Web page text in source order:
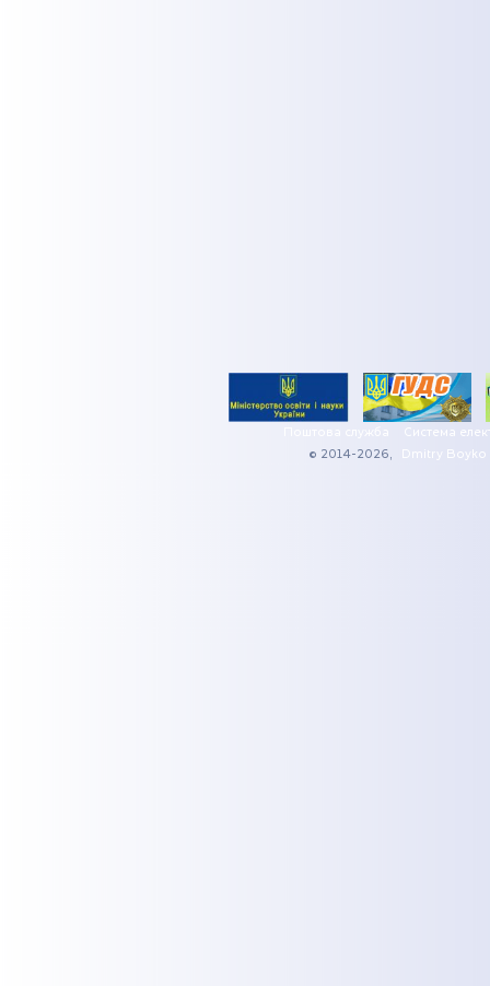
Поштова служба
Система
© 2014-2026,
Dmitry Boyko